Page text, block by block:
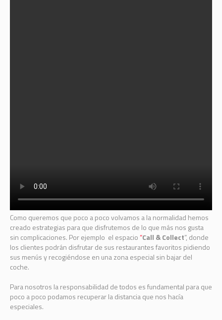
Como queremos que poco a poco volvamos a la normalidad hemos
creado estrategias para que disfrutemos de lo que más nos gusta
sin complicaciones. Por ejemplo el espacio“Call & Collect”, donde
los clientes podrán disfrutar de sus restaurantes favoritos pidiendo
sus menús y recogiéndose en una zona especial sin bajar del
coche.
Para nosotros la responsabilidad de todos es fundamental para que
poco a poco podamos recuperar la distancia que nos hacía
especiales.